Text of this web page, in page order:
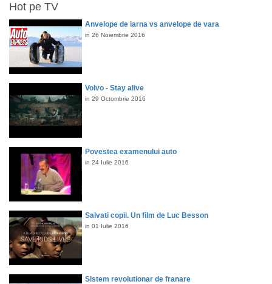
Hot pe TV
Anvelope de iarna vs anvelope de vara
in 26 Noiembrie 2016
Volvo - Stay alive
in 29 Octombrie 2016
Povestea examenului auto
in 24 Iulie 2016
Salvati copii. Un film de Luc Besson
in 01 Iulie 2016
Sistem revolutionar de franare